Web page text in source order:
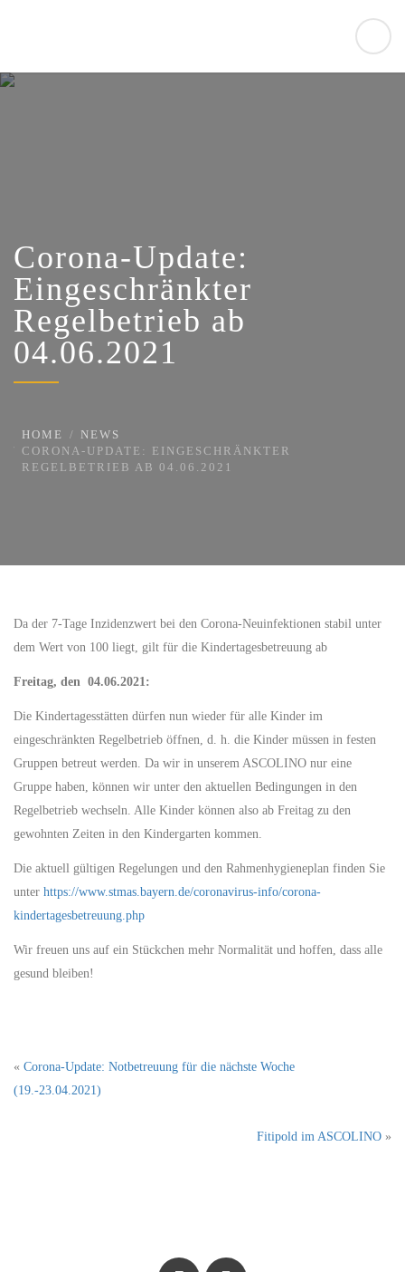
Corona-Update:
Eingeschränkter
Regelbetrieb ab
04.06.2021
HOME
NEWS
CORONA-UPDATE: EINGESCHRÄNKTER
REGELBETRIEB AB 04.06.2021
Da der 7-Tage Inzidenzwert bei den Corona-Neuinfektionen stabil unter
dem Wert von 100 liegt, gilt für die Kindertagesbetreuung ab
Freitag, den 04.06.2021:
Die Kindertagesstätten dürfen nun wieder für alle Kinder im
eingeschränkten Regelbetrieb öffnen, d. h. die Kinder müssen in festen
Gruppen betreut werden. Da wir in unserem ASCOLINO nur eine
Gruppe haben, können wir unter den aktuellen Bedingungen in den
Regelbetrieb wechseln. Alle Kinder können also ab Freitag zu den
gewohnten Zeiten in den Kindergarten kommen.
Die aktuell gültigen Regelungen und den Rahmenhygieneplan finden Sie
unter https://www.stmas.bayern.de/coronavirus-info/corona-
kindertagesbetreuung.php
Wir freuen uns auf ein Stückchen mehr Normalität und hoffen, dass alle
gesund bleiben!
« Corona-Update: Notbetreuung für die nächste Woche
(19.-23.04.2021)
Fitipold im ASCOLINO »